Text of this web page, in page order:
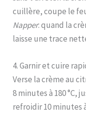
cuillère, coupe le
Napper: quand la
laisse une trace
4. Garnir et cuire
Verse la crème au
8 minutes à 180 °C,
refroidir 10 minutes